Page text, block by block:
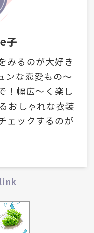
子
みるのが大好き
な恋愛もの～
！幅広～く楽し
おしゃれな衣装
ェックするのが